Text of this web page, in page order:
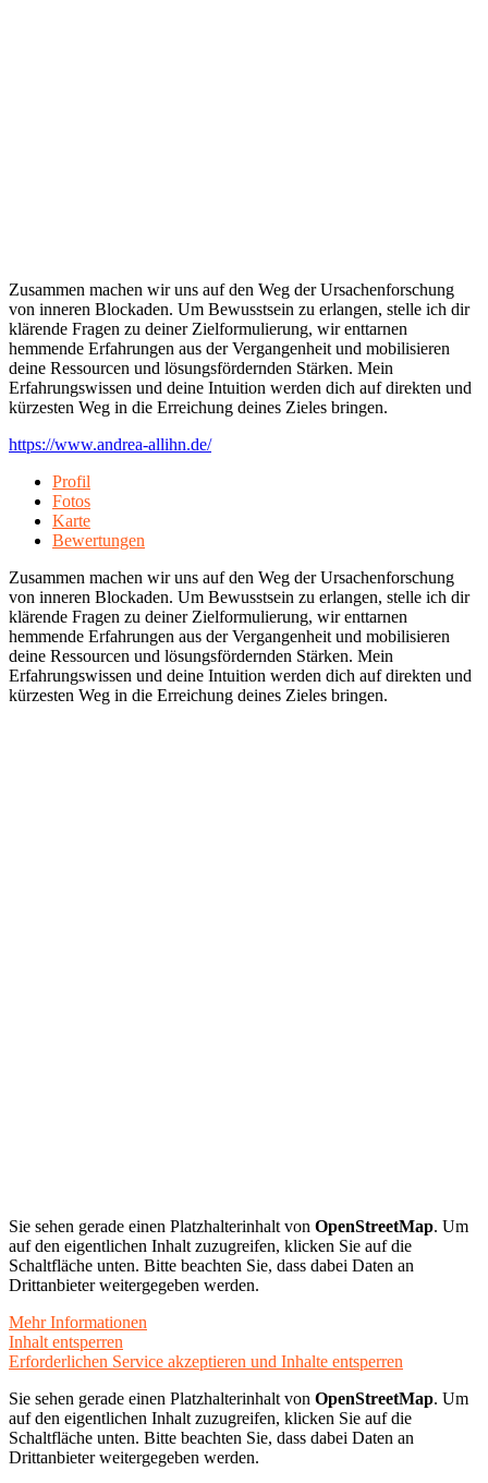
Zusammen machen wir uns auf den Weg der Ursachenforschung
von inneren Blockaden. Um Bewusstsein zu erlangen, stelle ich dir
klärende Fragen zu deiner Zielformulierung, wir enttarnen
hemmende Erfahrungen aus der Vergangenheit und mobilisieren
deine Ressourcen und lösungsfördernden Stärken. Mein
Erfahrungswissen und deine Intuition werden dich auf direkten und
kürzesten Weg in die Erreichung deines Zieles bringen.
https://www.andrea-allihn.de/
Profil
Fotos
Karte
Bewertungen
Zusammen machen wir uns auf den Weg der Ursachenforschung
von inneren Blockaden. Um Bewusstsein zu erlangen, stelle ich dir
klärende Fragen zu deiner Zielformulierung, wir enttarnen
hemmende Erfahrungen aus der Vergangenheit und mobilisieren
deine Ressourcen und lösungsfördernden Stärken. Mein
Erfahrungswissen und deine Intuition werden dich auf direkten und
kürzesten Weg in die Erreichung deines Zieles bringen.
Sie sehen gerade einen Platzhalterinhalt von OpenStreetMap. Um
auf den eigentlichen Inhalt zuzugreifen, klicken Sie auf die
Schaltfläche unten. Bitte beachten Sie, dass dabei Daten an
Drittanbieter weitergegeben werden.
Mehr Informationen
Inhalt entsperren
Erforderlichen Service akzeptieren und Inhalte entsperren
Sie sehen gerade einen Platzhalterinhalt von OpenStreetMap. Um
auf den eigentlichen Inhalt zuzugreifen, klicken Sie auf die
Schaltfläche unten. Bitte beachten Sie, dass dabei Daten an
Drittanbieter weitergegeben werden.